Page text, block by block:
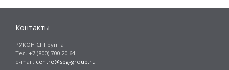
Контакты
РУКОН СПГруппа
Тел. +7 (800) 700 20 64
e-mail: centre@spg-group.ru